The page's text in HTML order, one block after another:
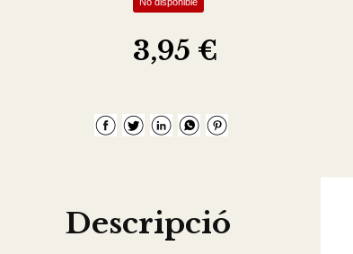
3,95 €
Descripció